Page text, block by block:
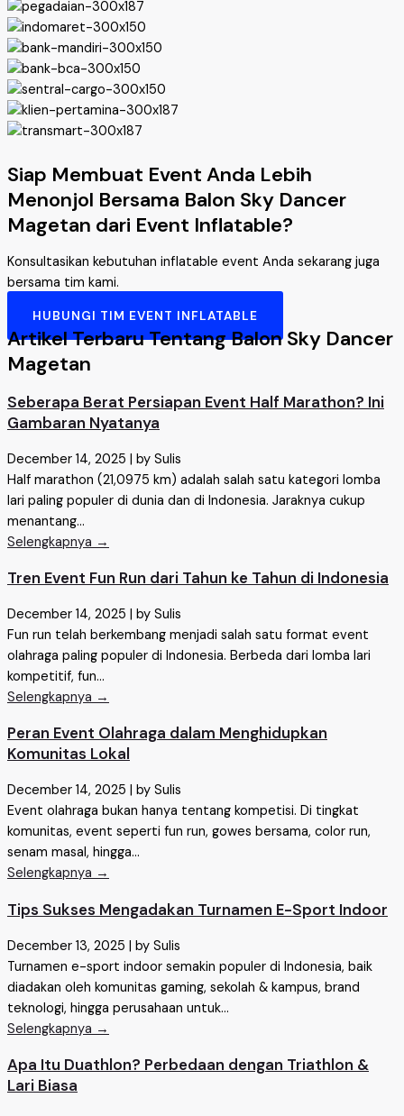
Siap Membuat Event Anda Lebih
Menonjol Bersama Balon Sky Dancer
Magetan dari Event Inflatable?
Konsultasikan kebutuhan inflatable event Anda sekarang juga
bersama tim kami.
HUBUNGI TIM EVENT INFLATABLE
Artikel Terbaru Tentang Balon Sky Dancer
Magetan
Seberapa Berat Persiapan Event Half Marathon? Ini
Gambaran Nyatanya
December 14, 2025
by Sulis
Half marathon (21,0975 km) adalah salah satu kategori lomba
lari paling populer di dunia dan di Indonesia. Jaraknya cukup
menantang...
Selengkapnya →
Tren Event Fun Run dari Tahun ke Tahun di Indonesia
December 14, 2025
by Sulis
Fun run telah berkembang menjadi salah satu format event
olahraga paling populer di Indonesia. Berbeda dari lomba lari
kompetitif, fun...
Selengkapnya →
Peran Event Olahraga dalam Menghidupkan
Komunitas Lokal
December 14, 2025
by Sulis
Event olahraga bukan hanya tentang kompetisi. Di tingkat
komunitas, event seperti fun run, gowes bersama, color run,
senam masal, hingga...
Selengkapnya →
Tips Sukses Mengadakan Turnamen E-Sport Indoor
December 13, 2025 | by Sulis
Turnamen e-sport indoor semakin populer di Indonesia, baik
diadakan oleh komunitas gaming, sekolah & kampus, brand
teknologi, hingga perusahaan untuk...
Selengkapnya →
Apa Itu Duathlon? Perbedaan dengan Triathlon &
Lari Biasa